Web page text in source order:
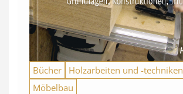
Bücher
Holzarbeiten und -techniken
Möbelbau